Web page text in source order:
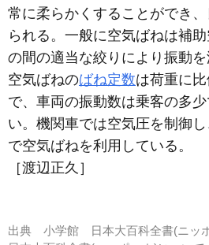
常に柔らかくすることができ
られる。一般に空気ばねは補
の間の適当な絞りにより振動
空気ばねのばね定数は荷重に
で、車両の振動数は乗客の多
い。機関車では空気圧を制御
で空気ばねを利用している。
［渡辺正久］
出典 小学館 日本大百科全書(ニッ